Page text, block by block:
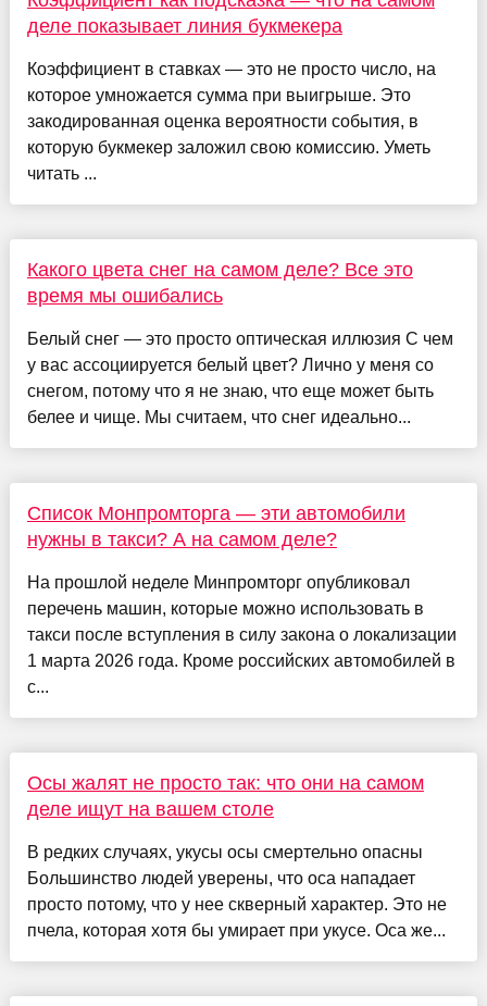
деле показывает линия букмекера
Коэффициент в ставках — это не просто число, на
которое умножается сумма при выигрыше. Это
закодированная оценка вероятности события, в
которую букмекер заложил свою комиссию. Уметь
читать ...
Какого цвета снег на самом деле? Все это
время мы ошибались
Белый снег — это просто оптическая иллюзия С чем
у вас ассоциируется белый цвет? Лично у меня со
снегом, потому что я не знаю, что еще может быть
белее и чище. Мы считаем, что снег идеально...
Список Монпромторга — эти автомобили
нужны в такси? А на самом деле?
На прошлой неделе Минпромторг опубликовал
перечень машин, которые можно использовать в
такси после вступления в силу закона о локализации
1 марта 2026 года. Кроме российских автомобилей в
с...
Осы жалят не просто так: что они на самом
деле ищут на вашем столе
В редких случаях, укусы осы смертельно опасны
Большинство людей уверены, что оса нападает
просто потому, что у нее скверный характер. Это не
пчела, которая хотя бы умирает при укусе. Оса же...